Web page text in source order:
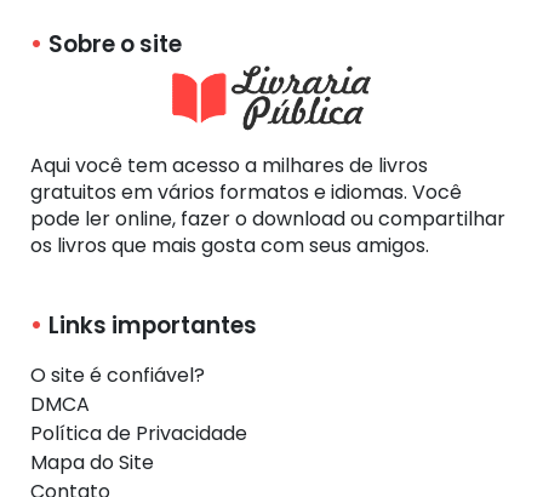
Sobre o site
Aqui você tem acesso a milhares de livros
gratuitos em vários formatos e idiomas. Você
pode ler online, fazer o download ou compartilhar
os livros que mais gosta com seus amigos.
Links importantes
O site é confiável?
DMCA
Política de Privacidade
Mapa do Site